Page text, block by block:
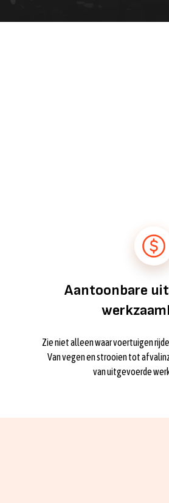
Aantoonbare
Zie niet alleen waar voertuigen
Van vegen en strooien tot
van uitgevoerde